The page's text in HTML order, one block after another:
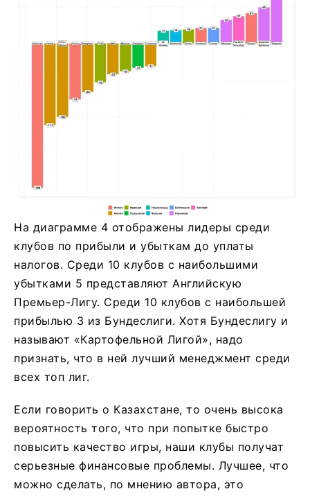
На диаграмме 4 отображены лидеры среди
клубов по прибыли и убыткам до уплаты
налогов. Среди 10 клубов с наибольшими
убытками 5 представляют Английскую
Премьер-Лигу. Среди 10 клубов с наибольшей
прибылью 3 из Бундеслиги. Хотя Бундеслигу и
называют «Картофельной Лигой», надо
признать, что в ней лучший менеджмент среди
всех топ лиг.
Если говорить о Казахстане, то очень высока
вероятность того, что при попытке быстро
повысить качество игры, наши клубы получат
серьезные финансовые проблемы. Лучшее, что
можно сделать, по мнению автора, это